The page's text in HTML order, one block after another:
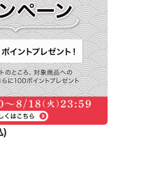
本枯鰹節
んギフト
)